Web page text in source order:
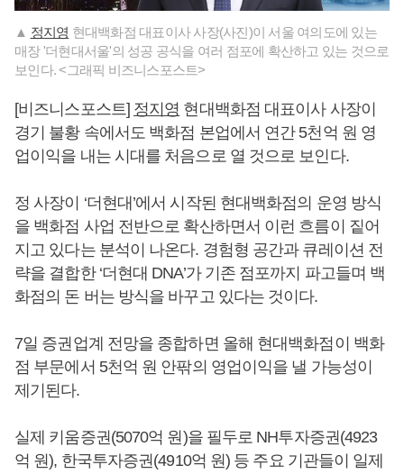
▲ 정지영 현대백화점 대표이사 사장(사진)이 서울 여의도에 있는
매장 '더현대서울'의 성공 공식을 여러 점포에 확산하고 있는 것으로
보인다. <그래픽 비즈니스포스트>
[비즈니스포스트] 정지영 현대백화점 대표이사 사장이
경기 불황 속에서도 백화점 본업에서 연간 5천억 원 영
업이익을 내는 시대를 처음으로 열 것으로 보인다.
정 사장이 ‘더현대’에서 시작된 현대백화점의 운영 방식
을 백화점 사업 전반으로 확산하면서 이런 흐름이 짙어
지고 있다는 분석이 나온다. 경험형 공간과 큐레이션 전
략을 결합한 ‘더현대 DNA’가 기존 점포까지 파고들며 백
화점의 돈 버는 방식을 바꾸고 있다는 것이다.
7일 증권업계 전망을 종합하면 올해 현대백화점이 백화
점 부문에서 5천억 원 안팎의 영업이익을 낼 가능성이
제기된다.
실제 키움증권(5070억 원)을 필두로 NH투자증권(4923
억 원), 한국투자증권(4910억 원) 등 주요 기관들이 일제